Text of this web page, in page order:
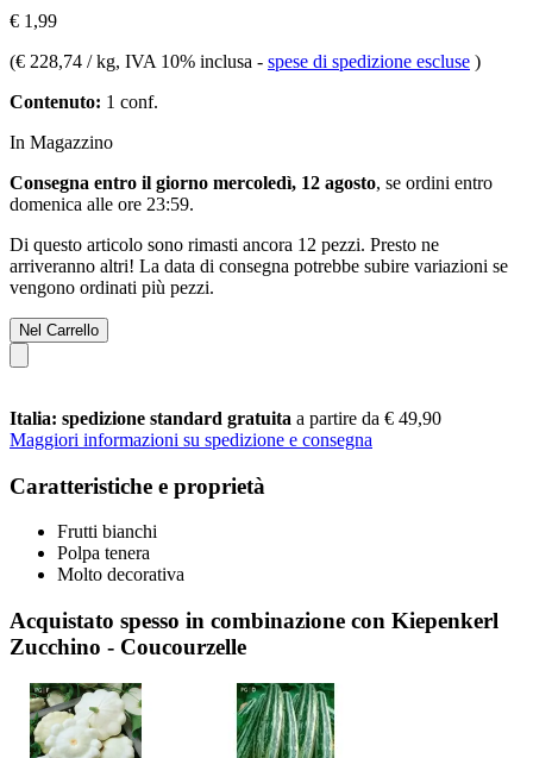
€ 1,99
(€ 228,74 / kg, IVA 10% inclusa - spese di spedizione escluse )
Contenuto: 1 conf.
In Magazzino
Consegna entro il giorno mercoledì, 12 agosto, se ordini entro
domenica alle ore 23:59.
Di questo articolo sono rimasti ancora 12 pezzi. Presto ne
arriveranno altri! La data di consegna potrebbe subire variazioni se
vengono ordinati più pezzi.
Nel Carrello
Italia: spedizione standard gratuita a partire da € 49,90
Maggiori informazioni su spedizione e consegna
Caratteristiche e proprietà
Frutti bianchi
Polpa tenera
Molto decorativa
Acquistato spesso in combinazione con Kiepenkerl
Zucchino - Coucourzelle